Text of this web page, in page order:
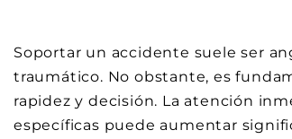
Soportar un accidente suele ser
traumático. No obstante, es
rapidez y decisión. La atención
específicas puede aumentar